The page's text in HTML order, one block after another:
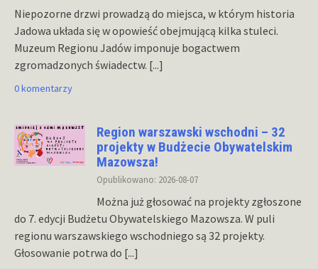
Niepozorne drzwi prowadzą do miejsca, w którym historia
Jadowa układa się w opowieść obejmującą kilka stuleci.
Muzeum Regionu Jadów imponuje bogactwem
zgromadzonych świadectw. [...]
0 komentarzy
Region warszawski wschodni – 32
projekty w Budżecie Obywatelskim
Mazowsza!
Opublikowano: 2026-08-07
Można już głosować na projekty zgłoszone
do 7. edycji Budżetu Obywatelskiego Mazowsza. W puli
regionu warszawskiego wschodniego są 32 projekty.
Głosowanie potrwa do [...]